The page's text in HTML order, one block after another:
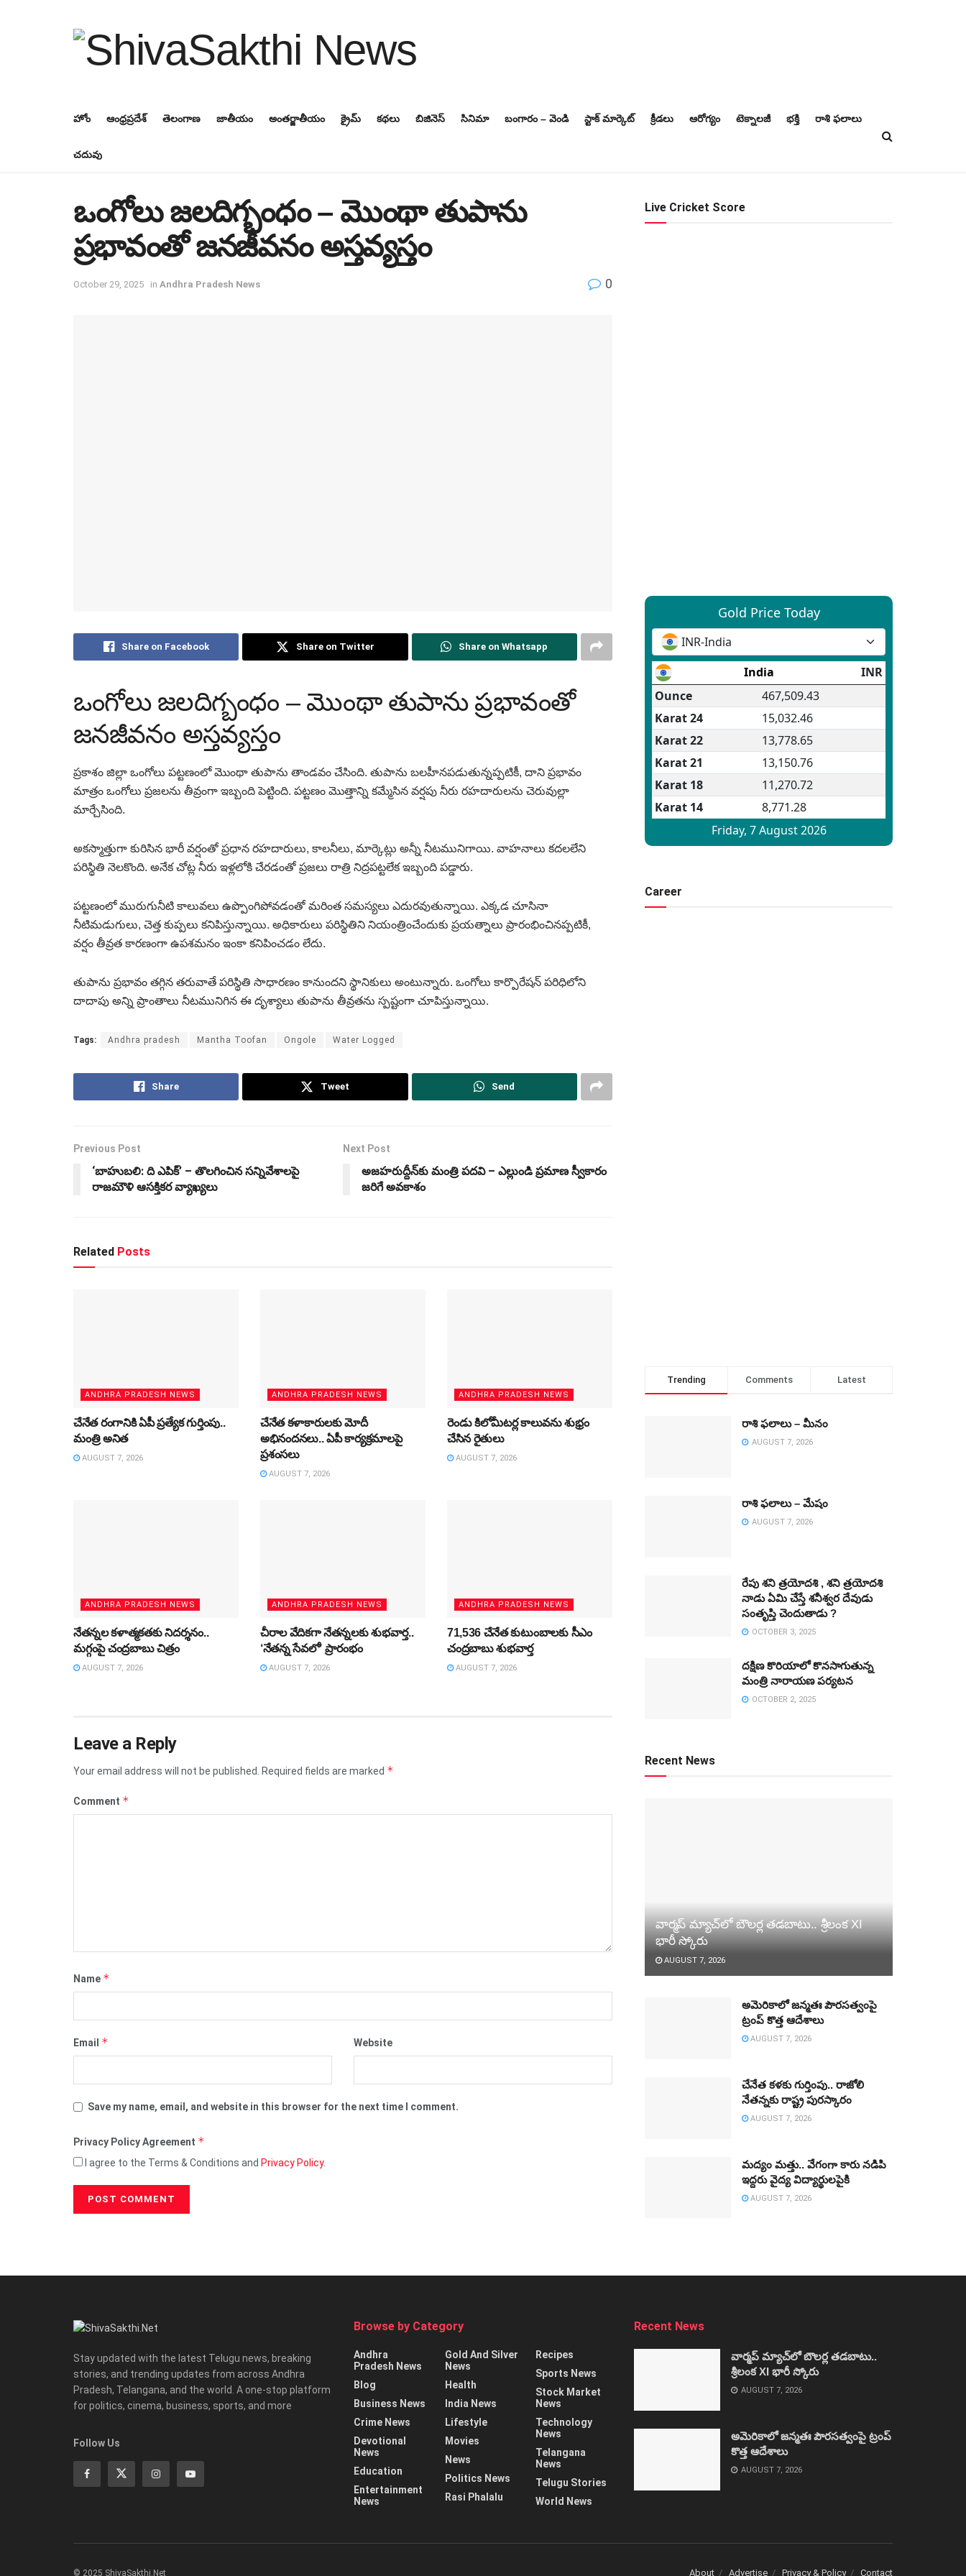
హోం ఆంధ్రప్రదేశ్ తెలంగాణ జాతీయం అంతర్జాతీయం క్రైమ్ కథలు బిజినెస్‌ సినిమా బంగారం – వెండి స్టాక్ మార్కెట్ క్రీడలు ఆరోగ్యం టెక్నాలజీ భక్తి రాశి ఫలాలు
చదువు
ఒంగోలు జలదిగ్బంధం – మొంథా తుపాను
ప్రభావంతో జనజీవనం అస్తవ్యస్తం
October 29, 2025 in Andhra Pradesh News 0
Share on Facebook Share on Twitter Share on Whatsapp
ఒంగోలు జలదిగ్బంధం – మొంథా తుపాను ప్రభావంతో
జనజీవనం అస్తవ్యస్తం
ప్రకాశం జిల్లా ఒంగోలు పట్టణంలో మొంథా తుపాను తాండవం చేసింది. తుపాను బలహీనపడుతున్నప్పటికీ, దాని ప్రభావం
మాత్రం ఒంగోలు ప్రజలను తీవ్రంగా ఇబ్బంది పెట్టింది. పట్టణం మొత్తాన్ని కమ్మేసిన వర్షపు నీరు రహదారులను చెరువుల్లా
మార్చేసింది.
అకస్మాత్తుగా కురిసిన భారీ వర్షంతో ప్రధాన రహదారులు, కాలనీలు, మార్కెట్లు అన్నీ నీటమునిగాయి. వాహనాలు కదలలేని
పరిస్థితి నెలకొంది. అనేక చోట్ల నీరు ఇళ్లలోకి చేరడంతో ప్రజలు రాత్రి నిద్రపట్టలేక ఇబ్బంది పడ్డారు.
పట్టణంలో మురుగునీటి కాలువలు ఉప్పొంగిపోవడంతో మరింత సమస్యలు ఎదురవుతున్నాయి. ఎక్కడ చూసినా
నీటిమడుగులు, చెత్త కుప్పలు కనిపిస్తున్నాయి. అధికారులు పరిస్థితిని నియంత్రించేందుకు ప్రయత్నాలు ప్రారంభించినప్పటికీ,
వర్షం తీవ్రత కారణంగా ఉపశమనం ఇంకా కనిపించడం లేదు.
తుపాను ప్రభావం తగ్గిన తరువాతే పరిస్థితి సాధారణం కానుందని స్థానికులు అంటున్నారు. ఒంగోలు కార్పొరేషన్‌ పరిధిలోని
దాదాపు అన్ని ప్రాంతాలు నీటమునిగిన ఈ దృశ్యాలు తుపాను తీవ్రతను స్పష్టంగా చూపిస్తున్నాయి.
Tags: Andhra pradesh Mantha Toofan Ongole Water Logged
Share Tweet Send
Previous Post
‘బాహుబలి: ది ఎపిక్‌’ – తొలగించిన సన్నివేశాలపై
రాజమౌళి ఆసక్తికర వ్యాఖ్యలు
Next Post
అజహరుద్దీన్‌కు మంత్రి పదవి – ఎల్లుండి ప్రమాణ స్వీకారం
జరిగే అవకాశం
Related Posts
ANDHRA PRADESH NEWS
చేనేత రంగానికి ఏపీ ప్రత్యేక గుర్తింపు..
మంత్రి అనిత
AUGUST 7, 2026
ANDHRA PRADESH NEWS
చేనేత కళాకారులకు మోదీ
అభినందనలు.. ఏపీ కార్యక్రమాలపై
ప్రశంసలు
AUGUST 7, 2026
ANDHRA PRADESH NEWS
రెండు కిలోమీటర్ల కాలువను శుభ్రం
చేసిన రైతులు
AUGUST 7, 2026
ANDHRA PRADESH NEWS
నేతన్నల కళాత్మకతకు నిదర్శనం..
మగ్గంపై చంద్రబాబు చిత్రం
AUGUST 7, 2026
ANDHRA PRADESH NEWS
చీరాల వేదికగా నేతన్నలకు శుభవార్త..
‘నేతన్న సేవలో’ ప్రారంభం
AUGUST 7, 2026
ANDHRA PRADESH NEWS
71,536 చేనేత కుటుంబాలకు సీఎం
చంద్రబాబు శుభవార్త
AUGUST 7, 2026
Leave a Reply
Your email address will not be published. Required fields are marked *
Comment *
Name *
Email * Website
Save my name, email, and website in this browser for the next time I comment.
Privacy Policy Agreement *
I agree to the Terms & Conditions and Privacy Policy.
Live Cricket Score
Career
Trending Comments Latest
రాశి ఫలాలు – మీనం
AUGUST 7, 2026
రాశి ఫలాలు – మేషం
AUGUST 7, 2026
రేపు శని త్రయోదశి , శని త్రయోదశి
నాడు ఏమి చేస్తే శనీశ్వర దేవుడు
సంతృప్తి చెందుతాడు ?
OCTOBER 3, 2025
దక్షిణ కొరియాలో కొనసాగుతున్న
మంత్రి నారాయణ పర్యటన
OCTOBER 2, 2025
Recent News
వార్మప్‌ మ్యాచ్‌లో బౌలర్ల తడబాటు.. శ్రీలంక XI
భారీ స్కోరు
AUGUST 7, 2026
అమెరికాలో జన్మతః పౌరసత్వంపై
ట్రంప్‌ కొత్త ఆదేశాలు
AUGUST 7, 2026
చేనేత కళకు గుర్తింపు.. రాజోలి
నేతన్నకు రాష్ట్ర పురస్కారం
AUGUST 7, 2026
మద్యం మత్తు.. వేగంగా కారు నడిపి
ఇద్దరు వైద్య విద్యార్థులపైకి
AUGUST 7, 2026
Stay updated with the latest Telugu news, breaking
stories, and trending updates from across Andhra
Pradesh, Telangana, and the world. A one-stop platform
for politics, cinema, business, sports, and more
Follow Us
Browse by Category
Andhra
Pradesh News
Blog
Business News
Crime News
Devotional
News
Education
Entertainment
News
Gold And Silver
News
Health
India News
Lifestyle
Movies
News
Politics News
Rasi Phalalu
Recipes
Sports News
Stock Market
News
Technology
News
Telangana
News
Telugu Stories
World News
Recent News
వార్మప్‌ మ్యాచ్‌లో బౌలర్ల తడబాటు..
శ్రీలంక XI భారీ స్కోరు
AUGUST 7, 2026
అమెరికాలో జన్మతః పౌరసత్వంపై ట్రంప్‌
కొత్త ఆదేశాలు
AUGUST 7, 2026
About Advertise Privacy & Policy Contact
© 2025 ShivaSakthi.Net